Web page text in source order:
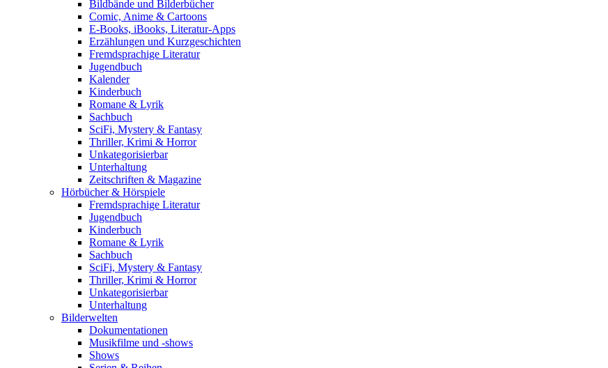
Bildbände und Bilderbücher
Comic, Anime & Cartoons
E-Books, iBooks, Literatur-Apps
Erzählungen und Kurzgeschichten
Fremdsprachige Literatur
Jugendbuch
Kalender
Kinderbuch
Romane & Lyrik
Sachbuch
SciFi, Mystery & Fantasy
Thriller, Krimi & Horror
Unkategorisierbar
Unterhaltung
Zeitschriften & Magazine
Hörbücher & Hörspiele
Fremdsprachige Literatur
Jugendbuch
Kinderbuch
Romane & Lyrik
Sachbuch
SciFi, Mystery & Fantasy
Thriller, Krimi & Horror
Unkategorisierbar
Unterhaltung
Bilderwelten
Dokumentationen
Musikfilme und -shows
Shows